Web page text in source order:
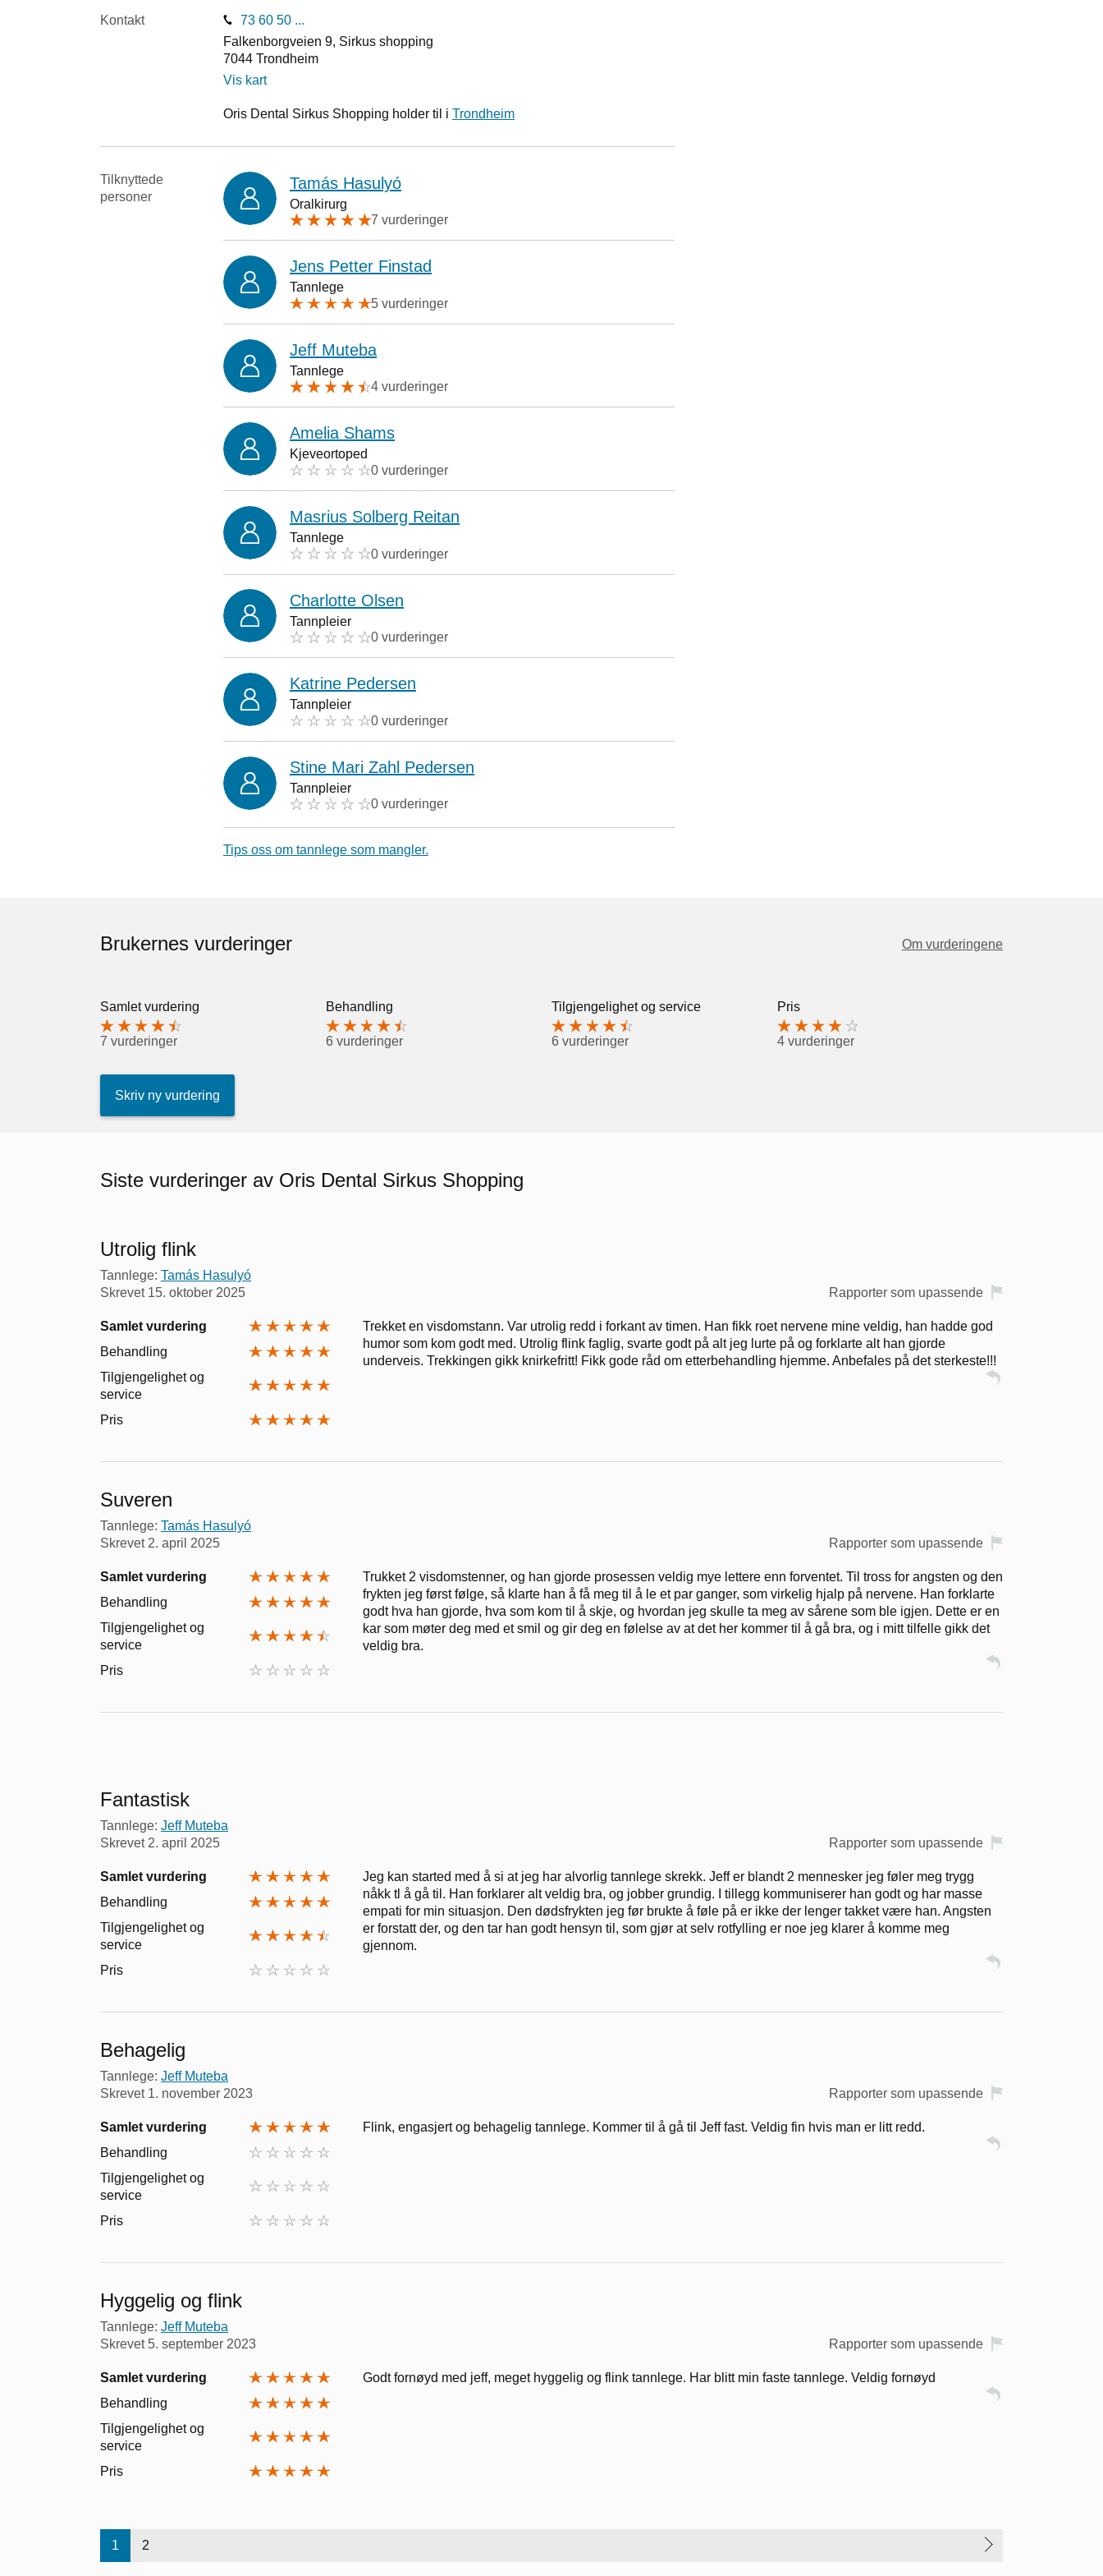
Kontakt
73 60 50 ...
Falkenborgveien 9, Sirkus shopping
7044 Trondheim
Vis kart
Oris Dental Sirkus Shopping holder til i Trondheim
Tilknyttede
personer
Tamás Hasulyó
Oralkirurg
7 vurderinger
Jens Petter Finstad
Tannlege
5 vurderinger
Jeff Muteba
Tannlege
4 vurderinger
Amelia Shams
Kjeveortoped
0 vurderinger
Masrius Solberg Reitan
Tannlege
0 vurderinger
Charlotte Olsen
Tannpleier
0 vurderinger
Katrine Pedersen
Tannpleier
0 vurderinger
Stine Mari Zahl Pedersen
Tannpleier
0 vurderinger
Tips oss om tannlege som mangler.
Brukernes vurderinger Om vurderingene
Samlet vurdering
7 vurderinger
Behandling
6 vurderinger
Tilgjengelighet og service
6 vurderinger
Pris
4 vurderinger
Skriv ny vurdering
Siste vurderinger av Oris Dental Sirkus Shopping
Utrolig flink
Tannlege: Tamás Hasulyó
Skrevet 15. oktober 2025 Rapporter som upassende
Samlet vurdering
Behandling
Tilgjengelighet og
service
Pris
Trekket en visdomstann. Var utrolig redd i forkant av timen. Han fikk roet nervene mine veldig, han hadde god
humor som kom godt med. Utrolig flink faglig, svarte godt på alt jeg lurte på og forklarte alt han gjorde
underveis. Trekkingen gikk knirkefritt! Fikk gode råd om etterbehandling hjemme. Anbefales på det sterkeste!!!
Suveren
Tannlege: Tamás Hasulyó
Skrevet 2. april 2025 Rapporter som upassende
Samlet vurdering
Behandling
Tilgjengelighet og
service
Pris
Trukket 2 visdomstenner, og han gjorde prosessen veldig mye lettere enn forventet. Til tross for angsten og den
frykten jeg først følge, så klarte han å få meg til å le et par ganger, som virkelig hjalp på nervene. Han forklarte
godt hva han gjorde, hva som kom til å skje, og hvordan jeg skulle ta meg av sårene som ble igjen. Dette er en
kar som møter deg med et smil og gir deg en følelse av at det her kommer til å gå bra, og i mitt tilfelle gikk det
veldig bra.
Fantastisk
Tannlege: Jeff Muteba
Skrevet 2. april 2025 Rapporter som upassende
Samlet vurdering
Behandling
Tilgjengelighet og
service
Pris
Jeg kan started med å si at jeg har alvorlig tannlege skrekk. Jeff er blandt 2 mennesker jeg føler meg trygg
nåkk tl å gå til. Han forklarer alt veldig bra, og jobber grundig. I tillegg kommuniserer han godt og har masse
empati for min situasjon. Den dødsfrykten jeg før brukte å føle på er ikke der lenger takket være han. Angsten
er forstatt der, og den tar han godt hensyn til, som gjør at selv rotfylling er noe jeg klarer å komme meg
gjennom.
Behagelig
Tannlege: Jeff Muteba
Skrevet 1. november 2023 Rapporter som upassende
Samlet vurdering
Behandling
Tilgjengelighet og
service
Pris
Flink, engasjert og behagelig tannlege. Kommer til å gå til Jeff fast. Veldig fin hvis man er litt redd.
Hyggelig og flink
Tannlege: Jeff Muteba
Skrevet 5. september 2023 Rapporter som upassende
Samlet vurdering
Behandling
Tilgjengelighet og
service
Pris
Godt fornøyd med jeff, meget hyggelig og flink tannlege. Har blitt min faste tannlege. Veldig fornøyd
1 2